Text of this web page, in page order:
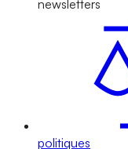
newsletters
politiques